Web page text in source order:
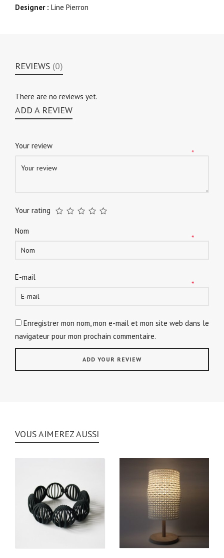
Designer : Line Pierron
REVIEWS (0)
There are no reviews yet.
ADD A REVIEW
Your review
*
Your rating
Nom
*
E-mail
*
Enregistrer mon nom, mon e-mail et mon site web dans le
navigateur pour mon prochain commentaire.
VOUS AIMEREZ AUSSI